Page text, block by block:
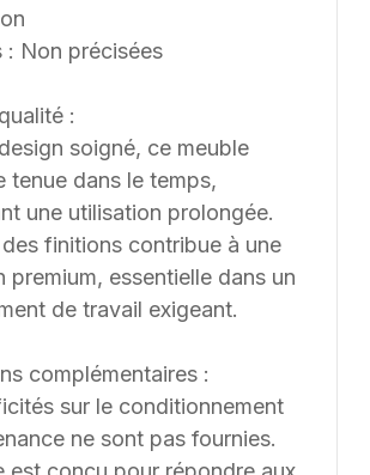
: Non précisées
:
soigné, ce meuble
tenue dans le temps,
une utilisation prolongée.
finitions contribue à une
premium, essentielle dans un
de travail exigeant.
complémentaires :
sur le conditionnement
ne sont pas fournies.